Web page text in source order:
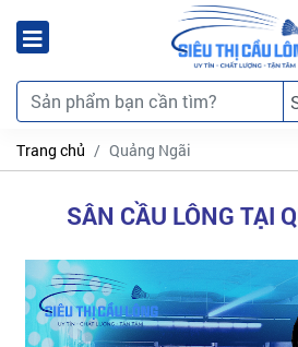
Trang chủ Quảng Ngãi
SÂN CẦU LÔNG TẠI